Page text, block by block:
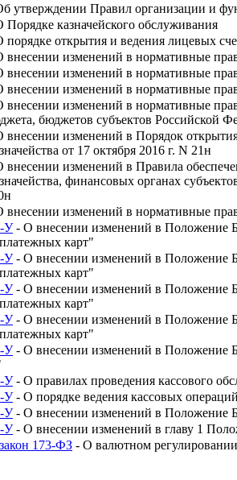
утверждении Правил организации и
Порядке казначейского обслуживания
порядке открытия и ведения лицевых
внесении изменений в нормативные
внесении изменений в нормативные
внесении изменений в нормативные
внесении изменений в нормативные
бюджетов субъектов Российской
внесении изменений в Порядок
от 17 октября 2016 г. N 21н
внесении изменений в Правила
финансовых органах
внесении изменений в нормативные
У- О внесении изменений в Положение
карт"
У- О внесении изменений в Положение
карт"
У- О внесении изменений в Положение
карт"
У- О внесении изменений в Положение
карт"
У- О внесении изменений в Положение
У- О правилах проведения кассового
У- О порядке ведения кассовых
У- О внесении изменений в Положение
У- О внесении изменений в главу 1
173-ФЗ - О валютном